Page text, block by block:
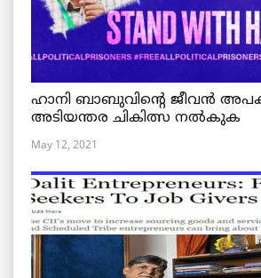
ഹാനി ബാബുവിന്റെ ജീവൻ
അടിയന്തര ചികിത്സ നൽകുക
May 12, 2021